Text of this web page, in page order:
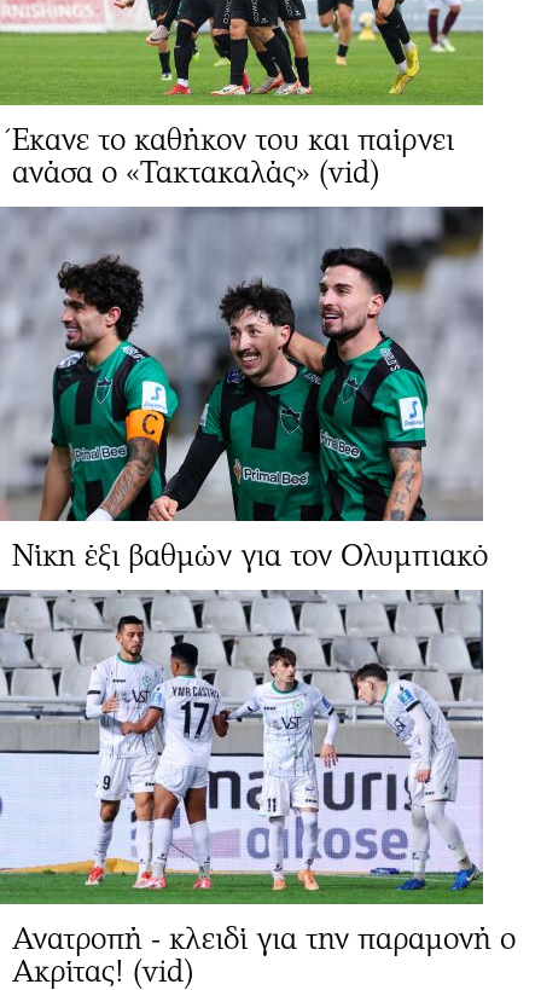
Έκανε το καθήκον του και παίρνει
ανάσα ο «Τακτακαλάς» (vid)
Νίκη έξι βαθμών για τον Ολυμπιακό
Ανατροπή - κλειδί για την παραμονή ο
Ακρίτας! (vid)